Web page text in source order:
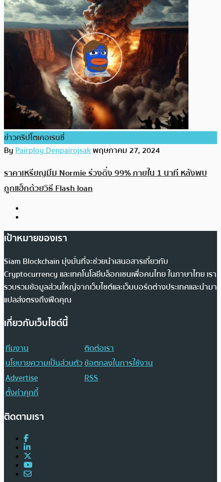
ข่าวคริปโตเคอเรนซี่
ByPairploy Denpairojsakพฤษภาคม 27, 2024
ราคาเหรียญมีม Normie ร่วงดิ่ง 99% ภายใน 1 นาที หลังพบ
ถูกแฮ็กด้วยวิธี Flash loan
เป้าหมายของเรา
Siam Blockchain มุ่งมั่นที่จะช่วยนำเสนอสารเกี่ยวกับ
Cryptocurrency และเทคโนโลยีบล็อกเชนเพื่อคนไทย ในภาษาไทย เรา
รวบรวมข้อมูลส่วนใหญ่จากเว็บไซต์และเว็บบอร์ดต่างประเทศและนำมา
แปลส่งตรงถึงฟีดคุณ
เกี่ยวกับเว็บไซต์นี้
ทีมงาน
ติดต่อเรา
นโยบายความเป็นส่วนตัวข้อตกลงในการใช้งาน
Advertise
RSS
ตั้งค่าคุกกี้
ติดตามเรา